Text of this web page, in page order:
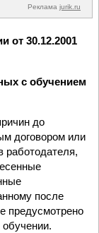
Реклама jurik.ru
от 30.12.2001
с обучением
до
договором или
работодателя,
после
предусмотрено